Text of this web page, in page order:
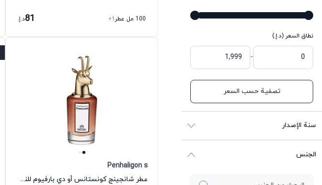
نطاق السعر (د.إ.)
-
تصفية حسب السعر
سنة الإصدار
الجنس
100 مل عطر +1
81د.إ.
Penhaligon s
عطر شانجينج كونستانس أو دي بارفيوم للنساء بينهاليغونز